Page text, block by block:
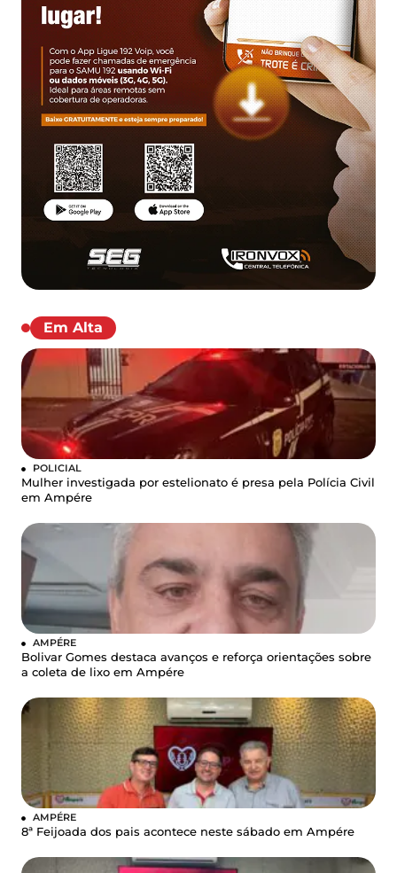
Em Alta
POLICIAL
Mulher investigada por estelionato é presa pela Polícia Civil
em Ampére
AMPÉRE
Bolivar Gomes destaca avanços e reforça orientações sobre
a coleta de lixo em Ampére
AMPÉRE
8ª Feijoada dos pais acontece neste sábado em Ampére